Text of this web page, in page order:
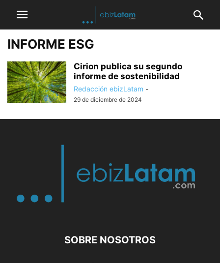
INFORME ESG
Cirion publica su segundo
informe de sostenibilidad
Redacción ebizLatam -
29 de diciembre de 2024
SOBRE NOSOTROS